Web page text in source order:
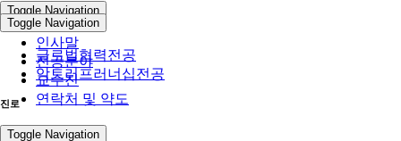
Toggle Navigation
글로벌협력전공
앙트러프러너십전공
진로
Toggle Navigation
Toggle Navigation
인사말
전공분야
교수진
연락처 및 약도
전공